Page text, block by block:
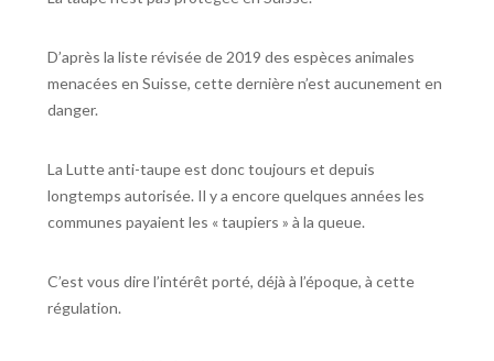
D’après la liste révisée de 2019 des espèces animales
menacées en Suisse, cette dernière n’est aucunement en
danger.
La Lutte anti-taupe est donc toujours et depuis
longtemps autorisée. Il y a encore quelques années les
communes payaient les « taupiers » à la queue.
C’est vous dire l’intérêt porté, déjà à l’époque, à cette
régulation.